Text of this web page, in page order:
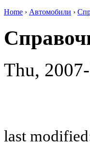
Home › Автомобили ›
Thu,
last